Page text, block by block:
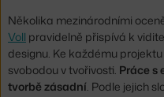
Několika mezinárodními
Voll pravidelně přispívá k
designu. Ke každému
svobodou v tvořivosti. Práce s
tvorbě zásadní. Podle jejich